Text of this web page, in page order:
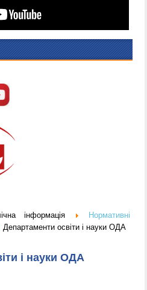
інформація
Нормативні
Департаменти освіти і науки ОДА
і науки ОДА